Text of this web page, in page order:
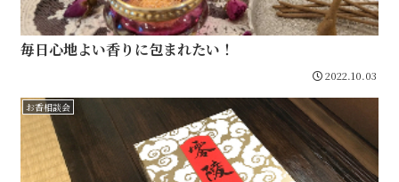
毎日心地よい香りに包まれたい！
2022.10.03
お香相談会